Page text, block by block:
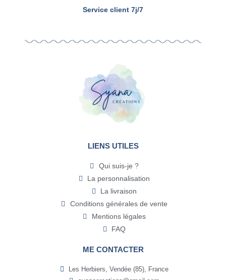
Service client 7j/7
LIENS UTILES
Qui suis-je ?
La personnalisation
La livraison
Conditions générales de vente
Mentions légales
FAQ
ME CONTACTER
Les Herbiers, Vendée (85), France